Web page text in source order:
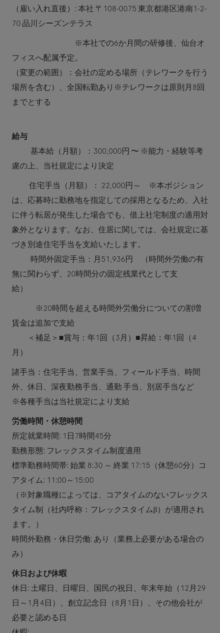
（雇い入れ直後）: 本社 〒108-0075 東京都港区港南1-2-
70 品川シーズンテラス
※本社での6か月間の研修後、仙台オ
フィスへ配属予定。
（変更の範囲）：会社の定める場所（テレワークを行う
場所を含む）、全国転勤あり※テレワークは原則月8回
までとする
給与
基本給（月額）：300,000円 〜 ※能力・経験等考
慮の上、当社規定により決定
住宅手当（月額）： 22,000円～ ※本ポジション
は、応募時に勤務地を指定しての採用となるため、入社
に伴う転居が発生した場合でも、借上社宅制度の適用対
象外となります。なお、住居に関しては、会社規定に基
づき別途住宅手当を支給いたします。
時間外固定手当：月51,936円 （時間外労働の有
無に関わらず、20時間分の固定残業代として支
給）
※20時間を超える時間外労働分についての割増
賃金は追加で支給
＜補足＞■賞与：年1回（3月）■昇給：年1回（4
月）
諸手当：住宅手当、営業手当、フィールド手当、時間
外、休日、深夜勤務手当、通勤 手当、別居手当など
※各種手当は当社規定により支給
労働時間・休憩時間
所定就業時間: 1日7時間45分
勤務形態: フレックスタイム制度適用
標準勤務時間帯: 始業 8:30 ～ 終業 17:15（休憩60分）コ
アタイム: 11:00～15:00
（※対象職種によっては、コアタイムのないフレックス
タイム制（社内呼称：フレックスタイムβ）が適用され
ます。）
時間外勤務・休日労働: あり（業務上必要がある場合の
み）
休日および休暇
休日: 土曜日、日曜日、国民の祝日、年末年始（12月29
日～1月4日）、創立記念日（8月1日）、その他会社が
必要と認める日